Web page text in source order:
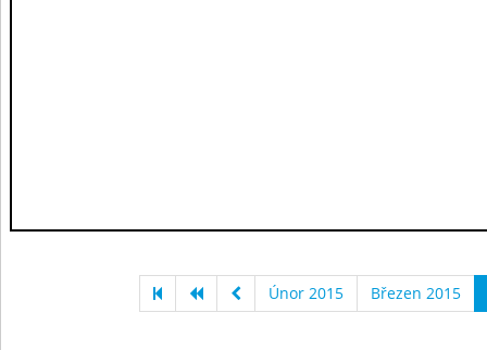
Únor 2015 Březen 2015